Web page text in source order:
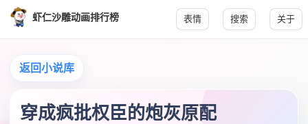
虾仁沙雕动画排行榜 表情 搜索 关于
返回小说库
穿成疯批权臣的炮灰原配